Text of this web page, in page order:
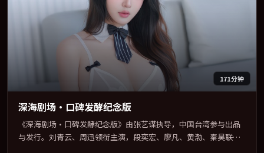
171分钟
深海剧场·口碑发酵纪念版
《深海剧场·口碑发酵纪念版》由张艺谋执导，中国台湾参与出品
与发行。刘青云、周迅领衔主演，段奕宏、廖凡、黄渤、秦昊联袂